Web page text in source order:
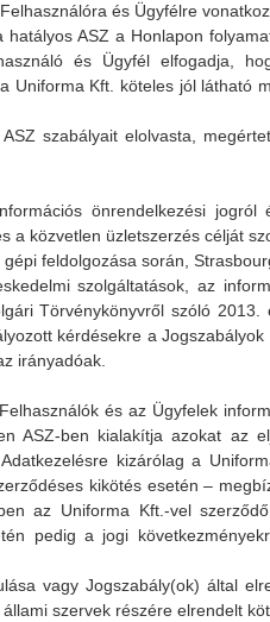
és Ügyfélre
ASZ a Honlapon
és Ügyfél elfogadja,
Uniforma Kft. köteles jól látható
szabályait elolvasta,
önrendelkezési jogról
a közvetlen üzletszerzés célját
feldolgozása során,
szolgáltatások, az
Törvénykönyvről szóló 2013.
kérdésekre a Jogszabályok
irányadóak.
és az Ügyfelek
ASZ-ben kialakítja azokat az
kizárólag a
kikötés esetén –
az Uniforma Kft.-vel
pedig a jogi
vagy Jogszabály(ok) által
szervek részére elrendelt